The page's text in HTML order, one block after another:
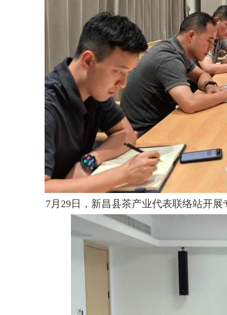
7月29日，新昌县茶产业代表联络站开